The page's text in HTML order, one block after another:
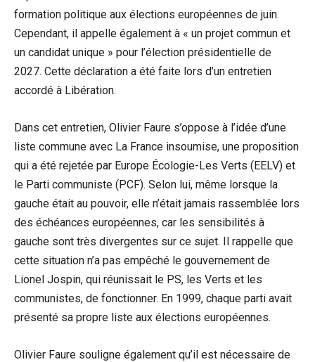
formation politique aux élections européennes de juin.
Cependant, il appelle également à « un projet commun et
un candidat unique » pour l’élection présidentielle de
2027. Cette déclaration a été faite lors d’un entretien
accordé à Libération.
Dans cet entretien, Olivier Faure s’oppose à l’idée d’une
liste commune avec La France insoumise, une proposition
qui a été rejetée par Europe Écologie-Les Verts (EELV) et
le Parti communiste (PCF). Selon lui, même lorsque la
gauche était au pouvoir, elle n’était jamais rassemblée lors
des échéances européennes, car les sensibilités à
gauche sont très divergentes sur ce sujet. Il rappelle que
cette situation n’a pas empêché le gouvernement de
Lionel Jospin, qui réunissait le PS, les Verts et les
communistes, de fonctionner. En 1999, chaque parti avait
présenté sa propre liste aux élections européennes.
Olivier Faure souligne également qu’il est nécessaire de